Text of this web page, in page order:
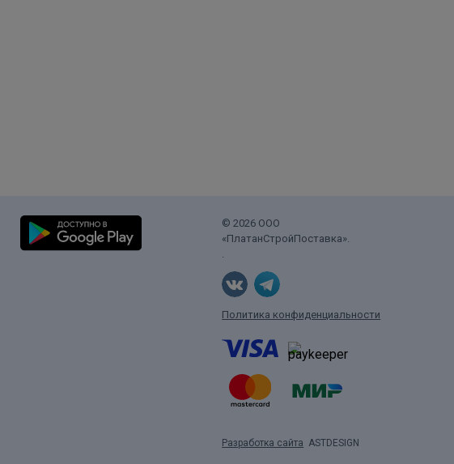
© 2026 ООО
«ПлатанСтройПоставка».
.
Политика конфиденциальности
Разработка сайта ASTDESIGN